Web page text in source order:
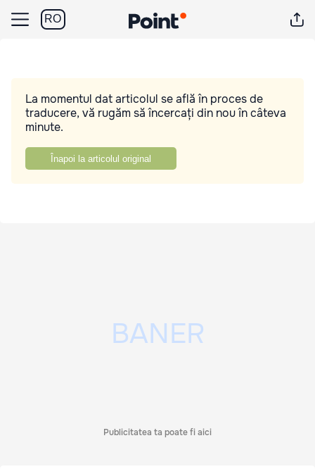
RO
La momentul dat articolul se află în proces de
traducere, vă rugăm să încercați din nou în câteva
minute.
Înapoi la articolul original
Publicitatea ta poate fi aici